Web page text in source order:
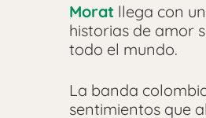
Morat llega con
historias de amor
todo el mundo.
La banda
sentimientos que